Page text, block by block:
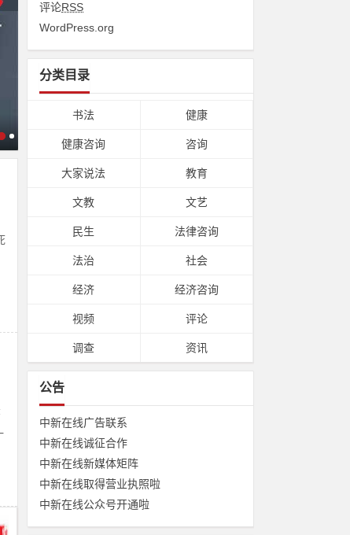
评论RSS
WordPress.org
分类目录
书法 健康
健康咨询 咨询
大家说法 教育
文教 文艺
民生 法律咨询
法治 社会
经济 经济咨询
视频 评论
调查 资讯
公告
中新在线广告联系
中新在线诚征合作
中新在线新媒体矩阵
中新在线取得营业执照啦
中新在线公众号开通啦